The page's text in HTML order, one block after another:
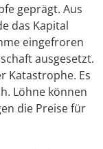
geprägt. Aus
das Kapital
eingefroren
ausgesetzt.
Katastrophe. Es
Löhne können
die Preise für